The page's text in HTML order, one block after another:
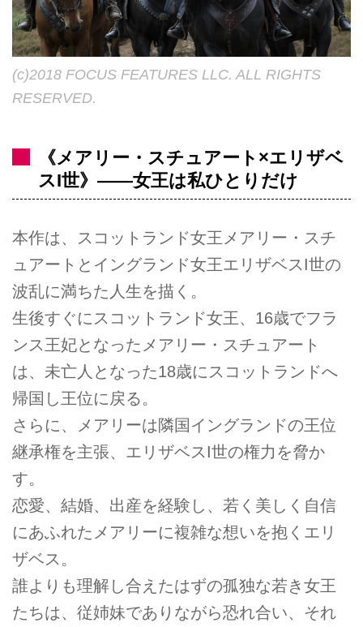
(c)2018 FOCUS FEATURES LLC. ALL RIGHTS
RESERVED.
《メアリー・スチュアート×エリザベ
スI世》――女王は私ひとりだけ
本作は、スコットランド女王メアリー・スチ
ュアートとイングランド女王エリザベスI世の
波乱に満ちた人生を描く。
生後すぐにスコットランド女王、16歳でフラ
ンス王妃となったメアリー・スチュアート
は、未亡人となった18歳にスコットランドへ
帰国し王位に戻る。
さらに、メアリーは隣国イングランドの王位
継承権を主張、エリザベスI世の権力を脅か
す。
恋愛、結婚、出産を経験し、若く美しく自信
にあふれたメアリーに複雑な想いを抱くエリ
ザベス。
誰よりも理解し合えたはずの孤独な若き女王
たちは、従姉妹でありながら恐れ合い、それ